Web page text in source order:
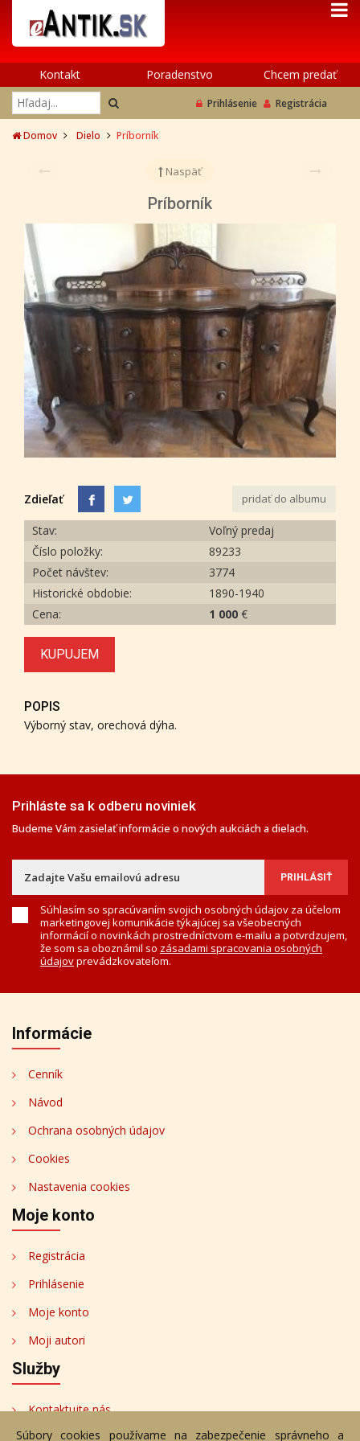
Kontakt Poradenstvo Chcem predať
Prihlásenie Registrácia
Domov Dielo Príborník
Naspäť
Príborník
Zdieľať pridať do albumu
Stav:
Voľný predaj
Číslo položky:
89233
Počet návštev:
3774
Historické obdobie:
1890-1940
Cena:
1 000 €
KUPUJEM
POPIS
Výborný stav, orechová dýha.
Prihláste sa k odberu noviniek
Budeme Vám zasielať informácie o nových aukciách a dielach.
Súhlasím so spracúvaním svojich osobných údajov za účelom
marketingovej komunikácie týkajúcej sa všeobecných
informácií o novinkách prostredníctvom e-mailu a potvrdzujem,
že som sa oboznámil so zásadami spracovania osobných
údajovprevádzkovateľom.
Informácie
Cenník
Návod
Ochrana osobných údajov
Cookies
Nastavenia cookies
Moje konto
Registrácia
Prihlásenie
Moje konto
Moji autori
Služby
Kontaktujte nás
Bezplatné poradenstvo
Súbory cookies používame na zabezpečenie správneho a